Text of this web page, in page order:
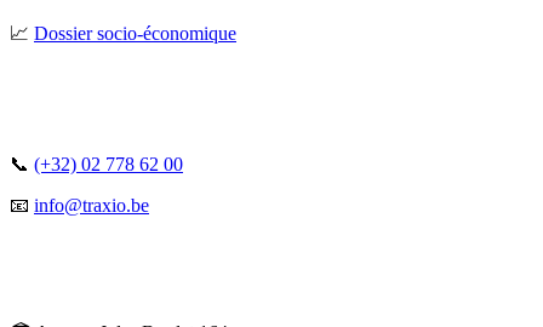
📈 Dossier socio-économique
📞 (+32) 02 778 62 00
📧 info@traxio.be